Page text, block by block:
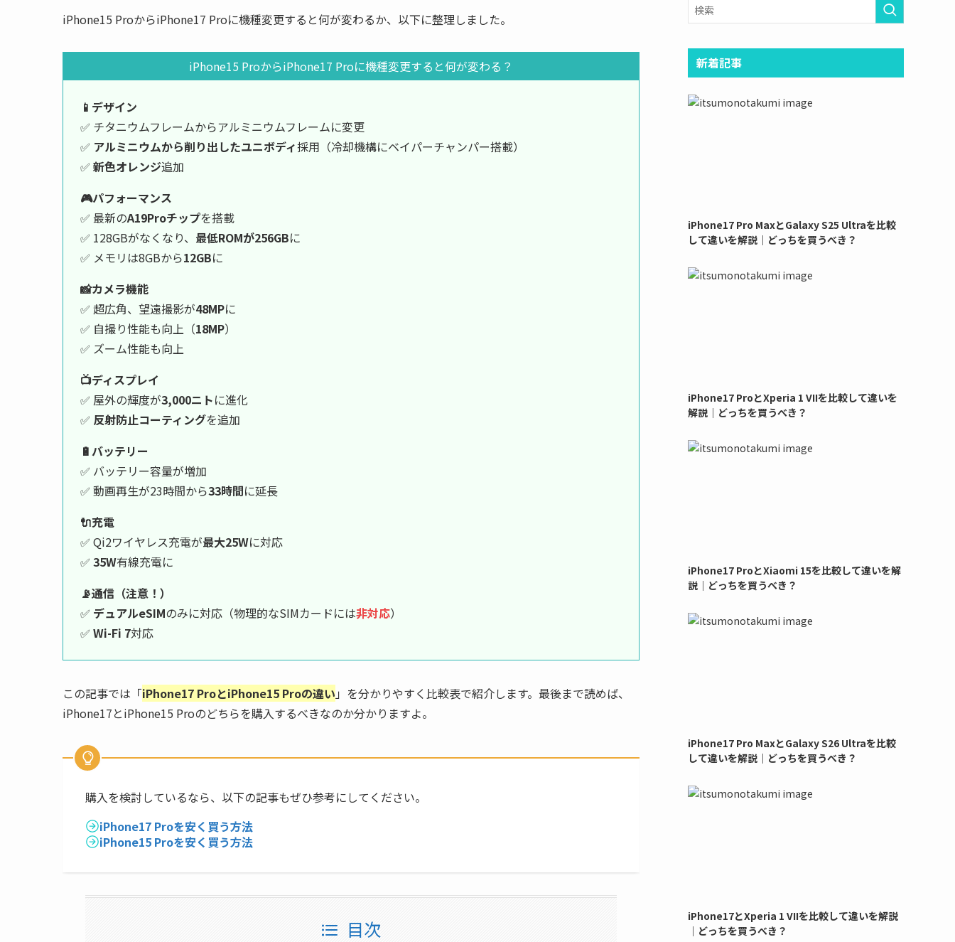
iPhone15 ProからiPhone17 Proに機種変更すると何が変わるか、以下に整理しました。
iPhone15 ProからiPhone17 Proに機種変更すると何が変わる？
📱デザイン
✅ チタニウムフレームからアルミニウムフレームに変更
✅ アルミニウムから削り出したユニボディ採用（冷却機構にベイパーチャンパー搭載）
✅ 新色オレンジ追加
🎮パフォーマンス
✅ 最新のA19Proチップを搭載
✅ 128GBがなくなり、 最低ROMが256GBに
✅ メモリは8GBから12GBに
📸カメラ機能
✅ 超広角、望遠撮影が48MPに
✅ 自撮り性能も向上（18MP）
✅ ズーム性能も向上
📺ディスプレイ
✅ 屋外の輝度が3,000ニトに進化
✅ 反射防止コーティングを追加
🔋バッテリー
✅ バッテリー容量が増加
✅ 動画再生が23時間から33時間に延長
🔌充電
✅ Qi2ワイヤレス充電が最大25Wに対応
✅ 35W有線充電に
📡通信（注意！）
✅ デュアルeSIMのみに対応（物理的なSIMカードには非対応）
✅ Wi-Fi 7対応
この記事では「iPhone17 ProとiPhone15 Proの違い 」を分かりやすく比較表で紹介します。最後まで読めば、
iPhone17とiPhone15 Proのどちらを購入するべきなのか分かりますよ。
購入を検討しているなら、以下の記事もぜひ参考にしてください。
iPhone17 Proを安く買う方法
iPhone15 Proを安く買う方法
目次
新着記事
iPhone17 Pro MaxとGalaxy S25 Ultraを比較
して違いを解説｜どっちを買うべき？
iPhone17 ProとXperia 1 VIIを比較して違いを
解説｜どっちを買うべき？
iPhone17 ProとXiaomi 15を比較して違いを解
説｜どっちを買うべき？
iPhone17 Pro MaxとGalaxy S26 Ultraを比較
して違いを解説｜どっちを買うべき？
iPhone17とXperia 1 VIIを比較して違いを解説
｜どっちを買うべき？